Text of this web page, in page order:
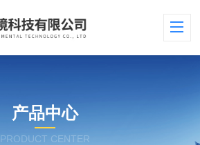
产品中心
PRODUCT CENTER